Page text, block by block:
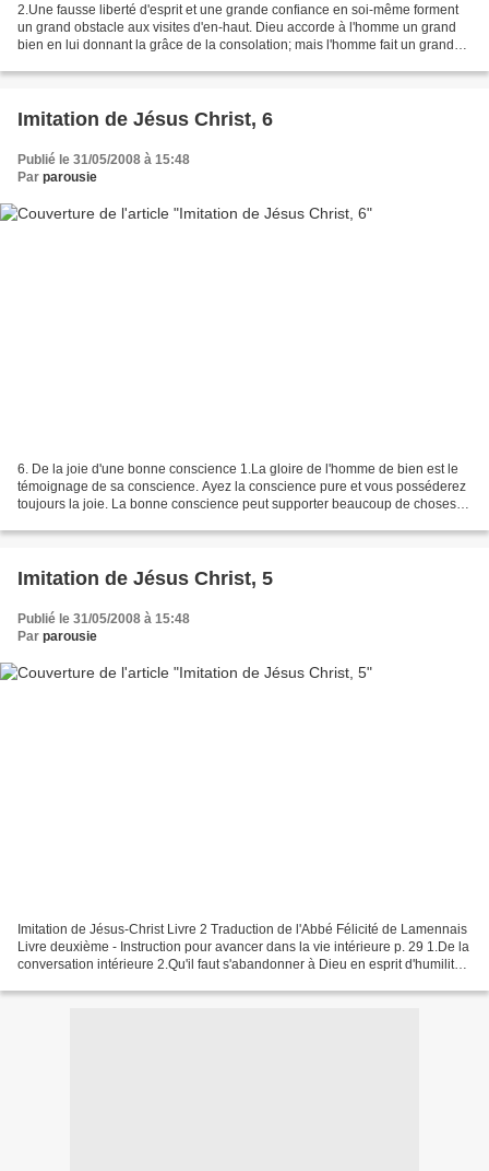
2.Une fausse liberté d'esprit et une grande confiance en soi-même forment
un grand obstacle aux visites d'en-haut. Dieu accorde à l'homme un grand
bien en lui donnant la grâce de la consolation; mais l'homme fait un grand
Imitation de Jésus Christ, 6
Publié le 31/05/2008 à 15:48
Par parousie
6. De la joie d'une bonne conscience 1.La gloire de l'homme de bien est le
témoignage de sa conscience. Ayez la conscience pure et vous posséderez
toujours la joie. La bonne conscience peut supporter beaucoup de choses et
Imitation de Jésus Christ, 5
Publié le 31/05/2008 à 15:48
Par parousie
Imitation de Jésus-Christ Livre 2 Traduction de l'Abbé Félicité de Lamennais
Livre deuxième - Instruction pour avancer dans la vie intérieure p. 29 1.De la
conversation intérieure 2.Qu'il faut s'abandonner à Dieu en esprit d'humilité